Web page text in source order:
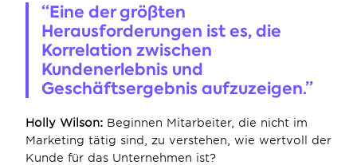
“Eine der größten
Herausforderungen ist es, die
Korrelation zwischen
Kundenerlebnis und
Geschäftsergebnis aufzuzeigen.”
Holly Wilson: Beginnen Mitarbeiter, die nicht im
Marketing tätig sind, zu verstehen, wie wertvoll der
Kunde für das Unternehmen ist?